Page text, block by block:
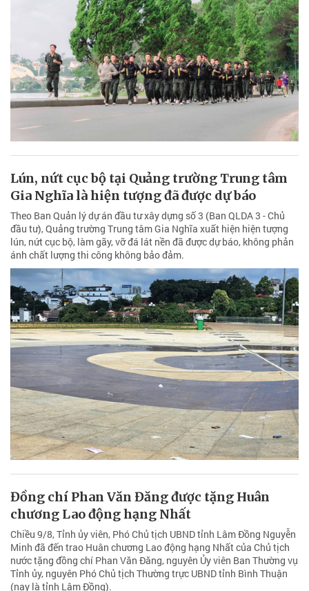
Lún, nứt cục bộ tại Quảng trường Trung tâm
Gia Nghĩa là hiện tượng đã được dự báo
Theo Ban Quản lý dự án đầu tư xây dựng số 3 (Ban QLDA 3 - Chủ
đầu tư), Quảng trường Trung tâm Gia Nghĩa xuất hiện hiện tượng
lún, nứt cục bộ, làm gãy, vỡ đá lát nền đã được dự báo, không phản
ánh chất lượng thi công không bảo đảm.
Đồng chí Phan Văn Đăng được tặng Huân
chương Lao động hạng Nhất
Chiều 9/8, Tỉnh ủy viên, Phó Chủ tịch UBND tỉnh Lâm Đồng Nguyễn
Minh đã đến trao Huân chương Lao động hạng Nhất của Chủ tịch
nước tặng đồng chí Phan Văn Đăng, nguyên Ủy viên Ban Thường vụ
Tỉnh ủy, nguyên Phó Chủ tịch Thường trực UBND tỉnh Bình Thuận
(nay là tỉnh Lâm Đồng).